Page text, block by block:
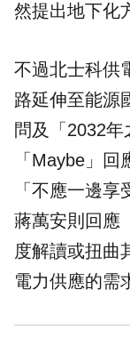
然提出地下化
不過北士科供
路延伸至能源
問及「2032
「Maybe」
「不應一邊享
蔣萬安則回應
度解讀或扭曲
電力供應的需